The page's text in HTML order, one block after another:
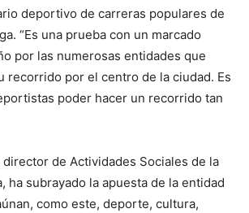
deportivo de carreras populares de
“Es una prueba con un marcado
por las numerosas entidades que
recorrido por el centro de la ciudad. Es
poder hacer un recorrido tan
director de Actividades Sociales de la
ha subrayado la apuesta de la entidad
como este, deporte, cultura,